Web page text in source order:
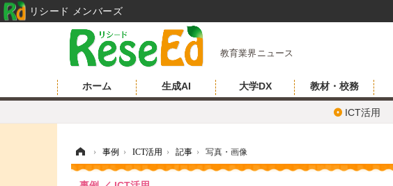
教育業界ニュース
ホーム 生成AI 大学DX 教材・校務
ICT活用
› 事例 › ICT活用 › 記事 › 写真・画像
リシード メンバーズ